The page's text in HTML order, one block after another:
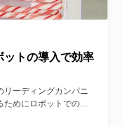
ットの導入で効率
リーディングカンパニ
めにロボットでの自